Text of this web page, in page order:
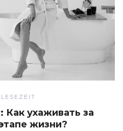
Как ухаживать за
жизни?